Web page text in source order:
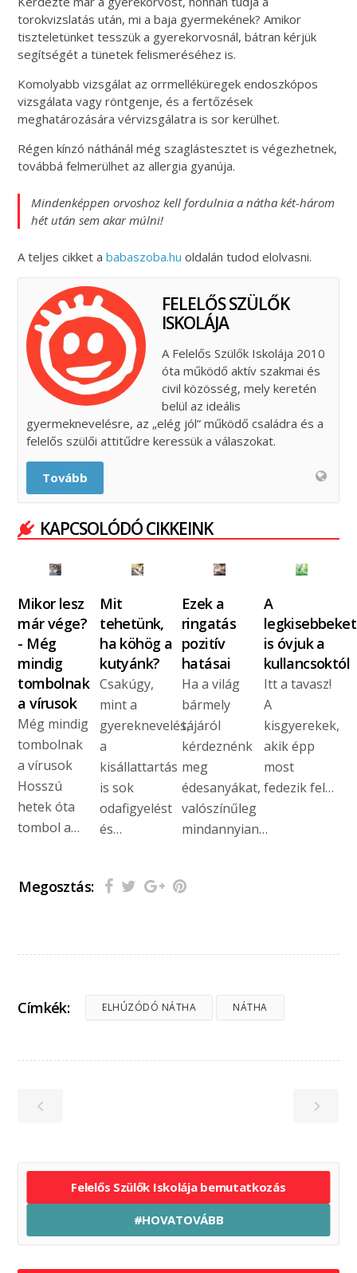
torokvizslatás után, mi a baja gyermekének? Amikor
tiszteletünket tesszük a gyerekorvosnál, bátran kérjük
segítségét a tünetek felismeréséhez is.
Komolyabb vizsgálat az orrmelléküregek endoszkópos
vizsgálata vagy röntgenje, és a fertőzések
meghatározására vérvizsgálatra is sor kerülhet.
Régen kínzó náthánál még szaglástesztet is végezhetnek,
továbbá felmerülhet az allergia gyanúja.
Mindenképpen orvoshoz kell fordulnia a nátha két-három
hét után sem akar múlni!
A teljes cikket ababaszoba.hu oldalán tudod elolvasni.
FELELŐS SZÜLŐK
ISKOLÁJA
A Felelős Szülők Iskolája 2010
óta működő aktív szakmai és
civil közösség, mely keretén
belül az ideális
gyermeknevelésre, az „elég jól” működő családra és a
felelős szülői attitűdre keressük a válaszokat.
Tovább
KAPCSOLÓDÓ CIKKEINK
Mikor lesz
már vége?
- Még
mindig
tombolnak
a vírusok
Még mindig
tombolnak
a vírusok
Hosszú
hetek óta
tombol a…
Mit
tehetünk,
ha köhög a
kutyánk?
Csakúgy,
mint a
gyereknevelés,
a
kisállattartás
is sok
odafigyelést
és…
Ezek a
ringatás
pozitív
hatásai
Ha a világ
bármely
tájáról
kérdeznénk
meg
édesanyákat,
valószínűleg
mindannyian…
A
legkisebbeket
is óvjuk a
kullancsoktól
Itt a tavasz!
A
kisgyerekek,
akik épp
most
fedezik fel…
Megosztás:
Címkék: ELHÚZÓDÓ NÁTHA NÁTHA
Felelős Szülők Iskolája bemutatkozás
#HOVATOVÁBB